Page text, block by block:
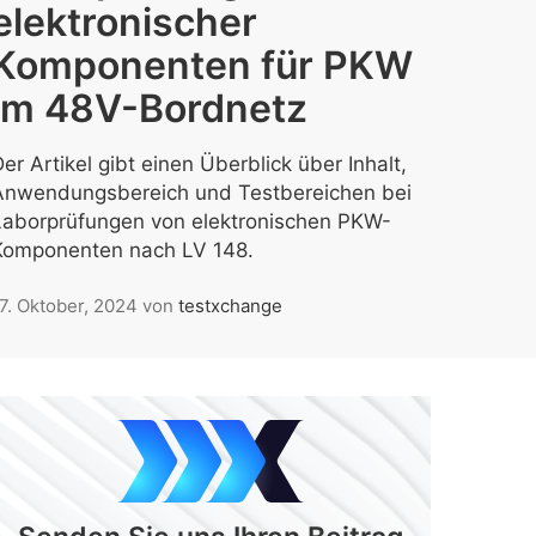
für PKW
48V-Bordnetz
Artikel gibt einen Überblick über Inhalt,
und Testbereichen bei
von elektronischen PKW-
nach LV 148.
Oktober, 2024 von testxchange